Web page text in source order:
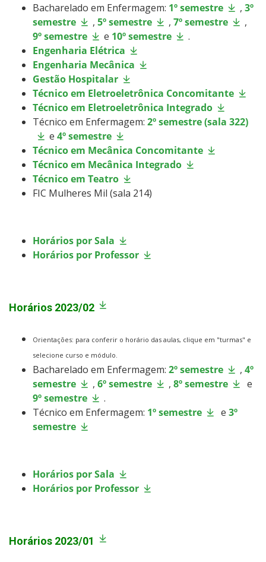
Bacharelado em Enfermagem: 1º semestre , 3º
semestre
, 5º semestre , 7º semestre
,
9º semestre
e 10º semestre
.
Engenharia Elétrica
Engenharia Mecânica
Gestão Hospitalar
Técnico em Eletroeletrônica Concomitante
Técnico em Eletroeletrônica Integrado
Técnico em Enfermagem: 2º semestre (sala 322)
e 4º semestre
Técnico em Mecânica Concomitante
Técnico em Mecânica Integrado
Técnico em Teatro
FIC Mulheres Mil (sala 214)
Horários por Sala
Horários por Professor
Horários 2023/02
Orientações: para conferir o horário das aulas, clique em "turmas" e
selecione curso e módulo.
Bacharelado em Enfermagem: 2º semestre , 4º
semestre
, 6º semestre , 8º semestre
e
9º semestre
.
Técnico em Enfermagem: 1º semestre e 3º
semestre
Horários por Sala
Horários por Professor
Horários 2023/01